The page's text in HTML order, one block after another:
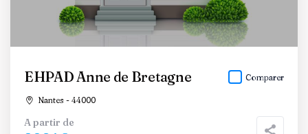
EHPAD Anne de Bretagne
Nantes - 44000
Comparer
A partir de